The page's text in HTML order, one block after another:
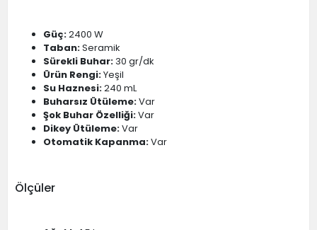
Güç:2400 W
Taban:Seramik
Sürekli Buhar:30 gr/dk
Ürün Rengi:Yeşil
Su Haznesi:240 mL
Buharsız Ütüleme:Var
Şok Buhar Özelliği:Var
Dikey Ütüleme:Var
Otomatik Kapanma:Var
Ölçüler